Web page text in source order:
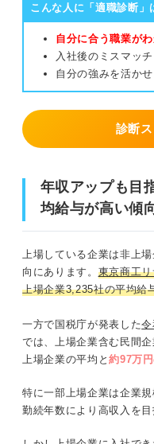
こんな人に「適職診断」
自分に合う職業が
入社後のミスマッ
自分の強みを活か
診断ス
年収アップも目
均給与が高い傾
上場している企業は非上
向にあります。 東京商工
上場企業3,235社の平均給
一方で国税庁が発表した令
では、上場企業含む民間
上場企業の平均と約97万
特に一部上場企業は企業
勤続年数により高収入を目